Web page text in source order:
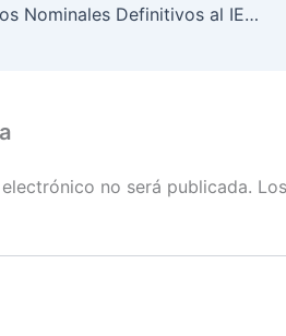
Entrega INE Coahuila Listados Nominales Definitivos al IEC y Consejos Distritales
no será publicada.